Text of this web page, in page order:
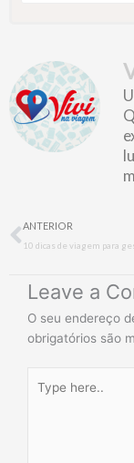
Prev
ANTERIOR
10 dicas de viagem para
Leave a
O seu endereço
obrigatórios são
here..